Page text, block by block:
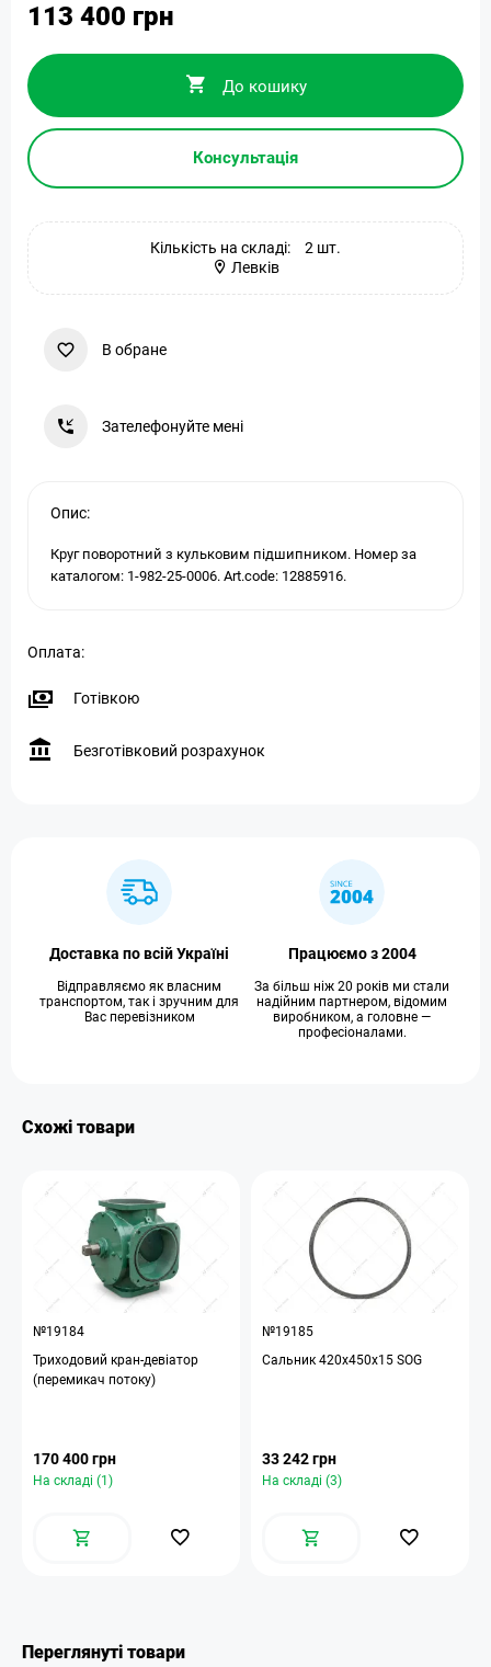
113 400 грн
До кошику
Консультація
Кількість на складі:
2 шт.
Левків
В обране
Зателефонуйте мені
Опис:
Круг поворотний з кульковим підшипником. Номер за
каталогом: 1-982-25-0006. Art.code: 12885916.
Оплата:
Готівкою
Безготівковий розрахунок
Доставка по всій Україні
Відправляємо як власним
транспортом, так і зручним для
Вас перевізником
Працюємо з 2004
За більш ніж 20 років ми стали
надійним партнером, відомим
виробником, а головне —
професіоналами.
Схожі товари
№19184
Триходовий кран-девіатор
(перемикач потоку)
170 400 грн
На складі (1)
№19185
Сальник 420х450х15 SOG
33 242 грн
На складі (3)
Переглянуті товари